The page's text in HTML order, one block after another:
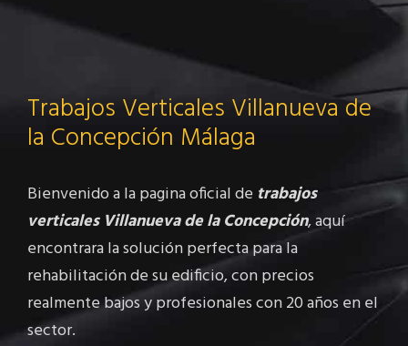
Trabajos Verticales Villanueva de
la Concepción Málaga
Bienvenido a la pagina oficial de trabajos
verticales Villanueva de la Concepción, aquí
encontrara la solución perfecta para la
rehabilitación de su edificio, con precios
realmente bajos y profesionales con 20 años en el
sector.